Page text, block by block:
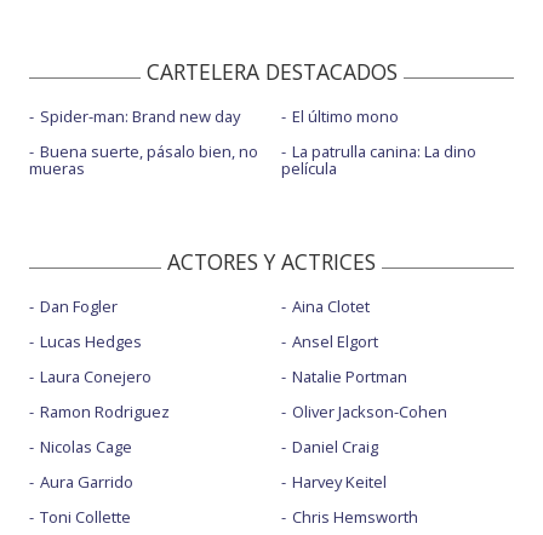
CARTELERA DESTACADOS
Spider-man: Brand new day
Buena suerte, pásalo bien, no
mueras
El último mono
La patrulla canina: La dino
película
ACTORES Y ACTRICES
Dan Fogler
Lucas Hedges
Laura Conejero
Ramon Rodriguez
Nicolas Cage
Aura Garrido
Toni Collette
Aina Clotet
Ansel Elgort
Natalie Portman
Oliver Jackson-Cohen
Daniel Craig
Harvey Keitel
Chris Hemsworth